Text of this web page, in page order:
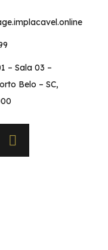
– Sala 03 –
Belo – SC,